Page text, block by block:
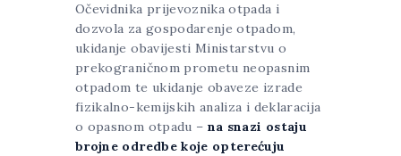
Očevidnika prijevoznika otpada i
dozvola za gospodarenje otpadom,
ukidanje obavijesti Ministarstvu o
prekograničnom prometu neopasnim
otpadom te ukidanje obaveze izrade
fizikalno-kemijskih analiza i deklaracija
o opasnom otpadu – na snazi ostaju
brojne odredbe koje opterećuju